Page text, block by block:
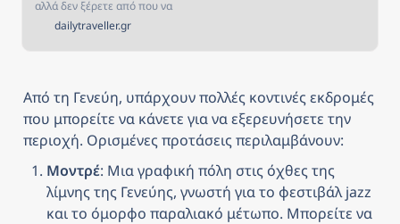
αλλά δεν ξέρετε από που να
ξεκινήσετε; Αν ναι, τότε είστε στο
κατάλληλο μέρος! Στην σελίδα
πάντα ονειρευόσασταν!
dailytraveller.gr
Από τη Γενεύη, υπάρχουν πολλές κοντινές εκδρομές
που μπορείτε να κάνετε για να εξερευνήσετε την
περιοχή. Ορισμένες προτάσεις περιλαμβάνουν:
Μοντρέ: Μια γραφική πόλη στις όχθες της
λίμνης της Γενεύης, γνωστή για το φεστιβάλ jazz
και το όμορφο παραλιακό μέτωπο. Μπορείτε να